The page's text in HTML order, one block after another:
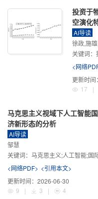
投资于
空演化
AI导读
徐政,施
关键词：
<网络
更新时间：
17
|
马克思主义视域下人工智能
济新形态的分析
AI导读
邹慧
关键词： 马克思主义;人工智能;国际规
<网络PDF> <引用本文>
更新时间： 2026-06-30
9
| 3 | 4